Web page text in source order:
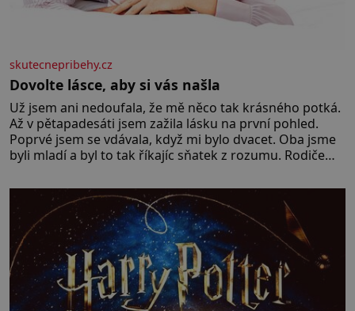
skutecnepribehy.cz
Dovolte lásce, aby si vás našla
Už jsem ani nedoufala, že mě něco tak krásného potká.
Až v pětapadesáti jsem zažila lásku na první pohled.
Poprvé jsem se vdávala, když mi bylo dvacet. Oba jsme
byli mladí a byl to tak říkajíc sňatek z rozumu. Rodiče
muž. Manželství nám oběma moc nesvědčilo, brzy jsme
zjistili, že